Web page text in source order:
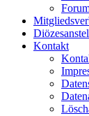
Kontakt